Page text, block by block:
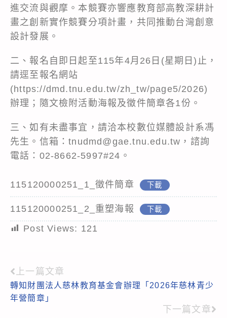
進交流與觀摩。本競賽亦響應教育部高教深耕計
畫之創新實作競賽分項計畫，共同推動台灣創意
設計發展。
二、報名自即日起至115年4月26日(星期日)止，
請逕至報名網站
(https://dmd.tnu.edu.tw/zh_tw/page5/2026)
辦理；隨文檢附活動海報及徵件簡章各1份。
三、如有未盡事宜，請洽本校數位媒體設計系馮
先生。信箱：tnudmd@gae.tnu.edu.tw，諮詢
電話：02-8662-5997#24。
115120000251_1_徵件簡章 下載
115120000251_2_重塑海報 下載
Post Views: 121
Read
more
上一篇文章
轉知財團法人慈林教育基金會辦理「2026年慈林青少
年營簡章」
下一篇文章